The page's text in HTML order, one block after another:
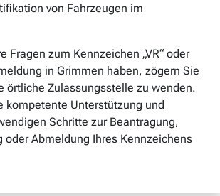
von Fahrzeugen im
Fragen zum Kennzeichen „VR“ oder
in Grimmen haben, zögern Sie
örtliche Zulassungsstelle zu wenden.
kompetente Unterstützung und
Schritte zur Beantragung,
oder Abmeldung Ihres Kennzeichens